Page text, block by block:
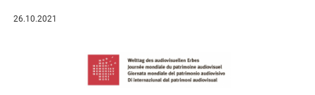
26.10.2021